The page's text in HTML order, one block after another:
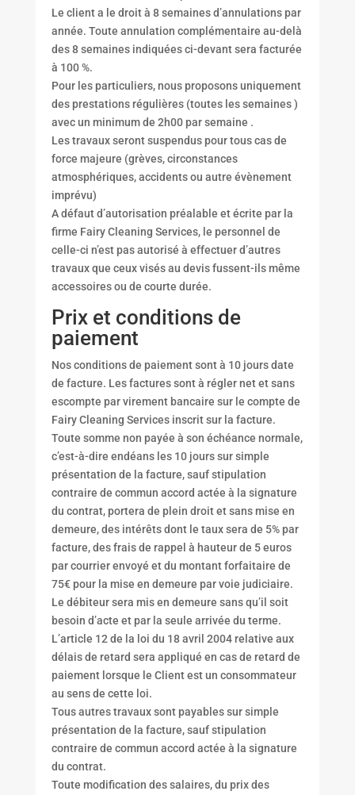
Le client a le droit à 8 semaines d’annulations par
année. Toute annulation complémentaire au-delà
des 8 semaines indiquées ci-devant sera facturée
à 100 %.
Pour les particuliers, nous proposons uniquement
des prestations régulières (toutes les semaines )
avec un minimum de 2h00 par semaine .
Les travaux seront suspendus pour tous cas de
force majeure (grèves, circonstances
atmosphériques, accidents ou autre évènement
imprévu)
A défaut d’autorisation préalable et écrite par la
firme Fairy Cleaning Services, le personnel de
celle-ci n’est pas autorisé à effectuer d’autres
travaux que ceux visés au devis fussent-ils même
accessoires ou de courte durée.
Prix et conditions de
paiement
Nos conditions de paiement sont à 10 jours date
de facture. Les factures sont à régler net et sans
escompte par virement bancaire sur le compte de
Fairy Cleaning Services inscrit sur la facture.
Toute somme non payée à son échéance normale,
c’est-à-dire endéans les 10 jours sur simple
présentation de la facture, sauf stipulation
contraire de commun accord actée à la signature
du contrat, portera de plein droit et sans mise en
demeure, des intérêts dont le taux sera de 5% par
facture, des frais de rappel à hauteur de 5 euros
par courrier envoyé et du montant forfaitaire de
75€ pour la mise en demeure par voie judiciaire.
Le débiteur sera mis en demeure sans qu’il soit
besoin d’acte et par la seule arrivée du terme.
L’article 12 de la loi du 18 avril 2004 relative aux
délais de retard sera appliqué en cas de retard de
paiement lorsque le Client est un consommateur
au sens de cette loi.
Tous autres travaux sont payables sur simple
présentation de la facture, sauf stipulation
contraire de commun accord actée à la signature
du contrat.
Toute modification des salaires, du prix des